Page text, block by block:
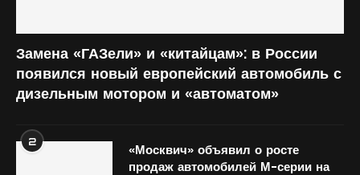
Замена «ГАЗели» и «китайцам»: в России
появился новый европейский автомобиль с
дизельным мотором и «автоматом»
2
«Москвич» объявил о росте
продаж автомобилей М-серии на